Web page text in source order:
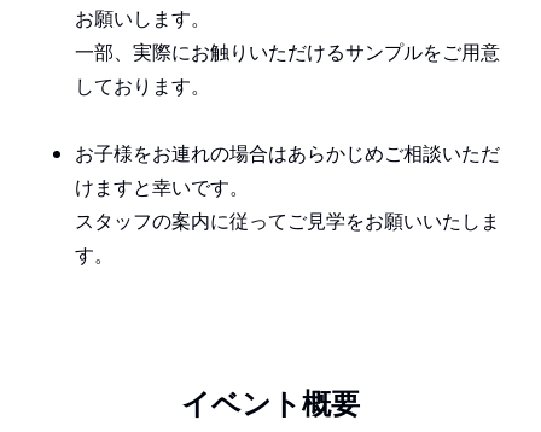
お願いします。
一部、実際にお触りいただけるサンプルをご用意
しております。
お子様をお連れの場合はあらかじめご相談いただ
けますと幸いです。
スタッフの案内に従ってご見学をお願いいたしま
す。
イベント概要